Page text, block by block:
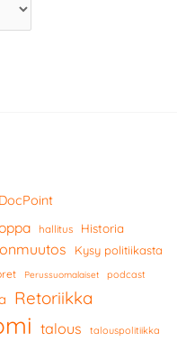
DocPoint
hallitus Historia
Kysy politiikasta
Perussuomalaiset podcast
Retoriikka
talous talouspolitiikka